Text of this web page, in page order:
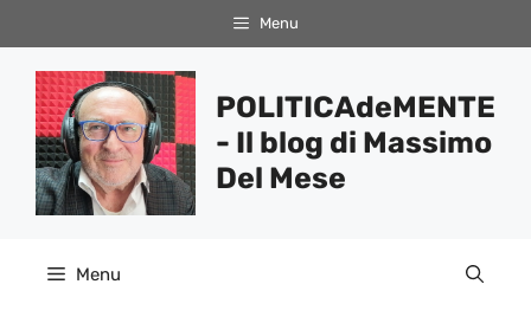
al
contenuto
Menu
POLITICAdeMENTE
- Il blog di Massimo
Del Mese
Menu